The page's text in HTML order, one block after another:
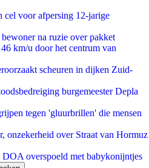
voor afpersing 12-jarige
na ruzie over pakket
km/u door het centrum van
scheuren in dijken Zuid-
burgemeester Depla
tegen 'gluurbrillen' die mensen
onzekerheid over Straat van Hormuz
DOA overspoeld met babykonijntjes